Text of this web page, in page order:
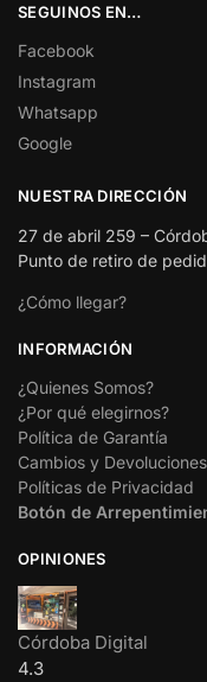
SEGUINOS EN…
Facebook
Instagram
Whatsapp
Google
NUESTRA DIRECCIÓN
27 de abril 259 –
Punto de retiro de
¿Cómo llegar?
INFORMACIÓN
¿Quienes Somos?
¿Por qué elegirnos?
Política de Garantía
Cambios y Devoluciones
Políticas de Privacidad
Botón de
OPINIONES
Córdoba Digital
4.3